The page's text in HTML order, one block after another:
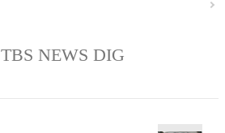
TBS NEWS DIG